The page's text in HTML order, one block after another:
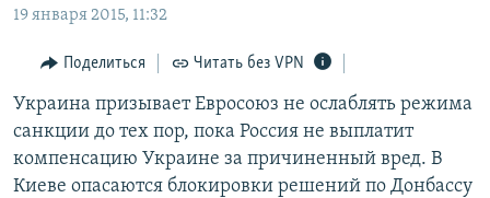
Вернутся
поиску
ИНТЕРАКТИВ
ИНФОГРАФИКА
ТЕЛЕПРОЕКТ КРЫМ.РЕАЛИИ
СОВЕТЫ ПРАВОЗАЩИТНИКОВ
ПРОПАВШИЕ БЕЗ ВЕСТИ
РАДІО СВОБОДА
КАК ОБОЙТИ БЛОКИРОВКУ
Українською
Qırımtatar
19 января 2015, 11:32
Поделиться Читать без VPN
Украина призывает Евросоюз не ослаблять режима
санкции до тех пор, пока Россия не выплатит
компенсацию Украине за причиненный вред. В
Киеве опасаются блокировки решений по Донбассу